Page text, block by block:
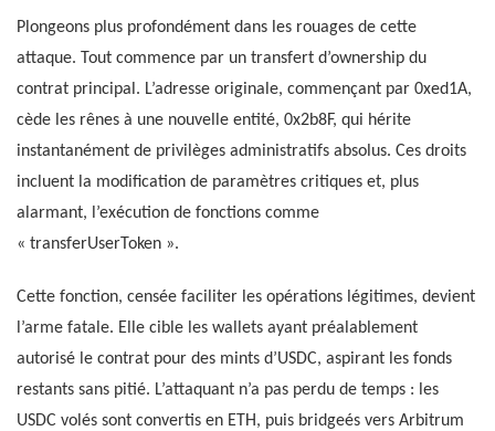
Plongeons plus profondément dans les rouages de cette
attaque. Tout commence par un transfert d’ownership du
contrat principal. L’adresse originale, commençant par 0xed1A,
cède les rênes à une nouvelle entité, 0x2b8F, qui hérite
instantanément de privilèges administratifs absolus. Ces droits
incluent la modification de paramètres critiques et, plus
alarmant, l’exécution de fonctions comme
« transferUserToken ».
Cette fonction, censée faciliter les opérations légitimes, devient
l’arme fatale. Elle cible les wallets ayant préalablement
autorisé le contrat pour des mints d’USDC, aspirant les fonds
restants sans pitié. L’attaquant n’a pas perdu de temps : les
USDC volés sont convertis en ETH, puis bridgeés vers Arbitrum